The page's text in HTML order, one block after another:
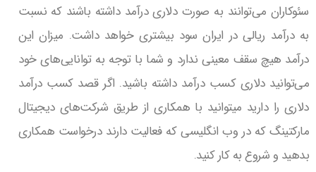
‌سئوکاران می‌توانند به صورت دلاری درآمد داشته باشند که نسبت
به درآمد ریالی در ایران سود بیشتری خواهد داشت. میزان این
درآمد هیچ سقف معینی ندارد و شما با توجه به توانایی‌های خود
می‌توانید دلاری کسب درآمد داشته باشید. اگر قصد کسب درآمد
دلاری را دارید ‌میتوانید با همکاری از طریق شرکت‌های دیجیتال
مارکتینگ که در وب انگلیسی که فعالیت دارند درخواست همکاری
بدهید و شروع به کار کنید.